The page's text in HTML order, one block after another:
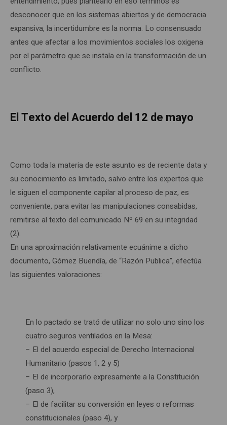
desconocer que en los sistemas abiertos y de democracia
expansiva, la incertidumbre es la norma. Lo consensuado
antes que afectar a los movimientos sociales los oxigena
por el parámetro que se instala en la transformación de un
conflicto.
El Texto del Acuerdo del 12 de mayo
Como toda la materia de este asunto es de reciente data y
su conocimiento es limitado, salvo entre los expertos que
le siguen el componente capilar al proceso de paz, es
conveniente, para evitar las manipulaciones consabidas,
remitirse al texto del comunicado Nº 69 en su integridad
(2).
En una aproximación relativamente ecuánime a dicho
documento, Gómez Buendía, de “Razón Publica”, efectúa
las siguientes valoraciones:
En lo pactado se trató de utilizar no solo uno sino los
cuatro seguros ventilados en la Mesa:
– El del acuerdo especial de Derecho Internacional
Humanitario (pasos 1, 2 y 5)
– El de incorporarlo expresamente a la Constitución
(paso 3),
– El de facilitar su conversión en leyes o reformas
constitucionales (paso 4), y